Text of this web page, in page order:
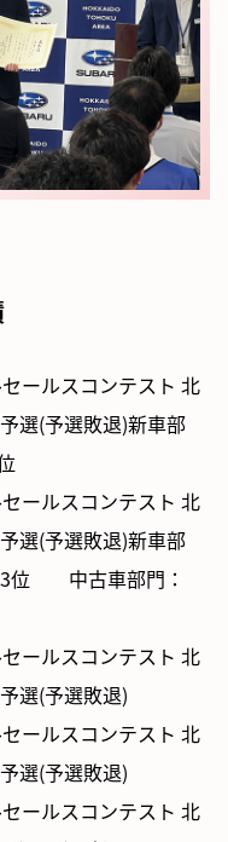
ールスコンテスト 北
選(予選敗退)新車部
ールスコンテスト 北
選(予選敗退)新車部
位 中古車部門：
ールスコンテスト 北
選(予選敗退)
ールスコンテスト 北
選(予選敗退)
ールスコンテスト 北